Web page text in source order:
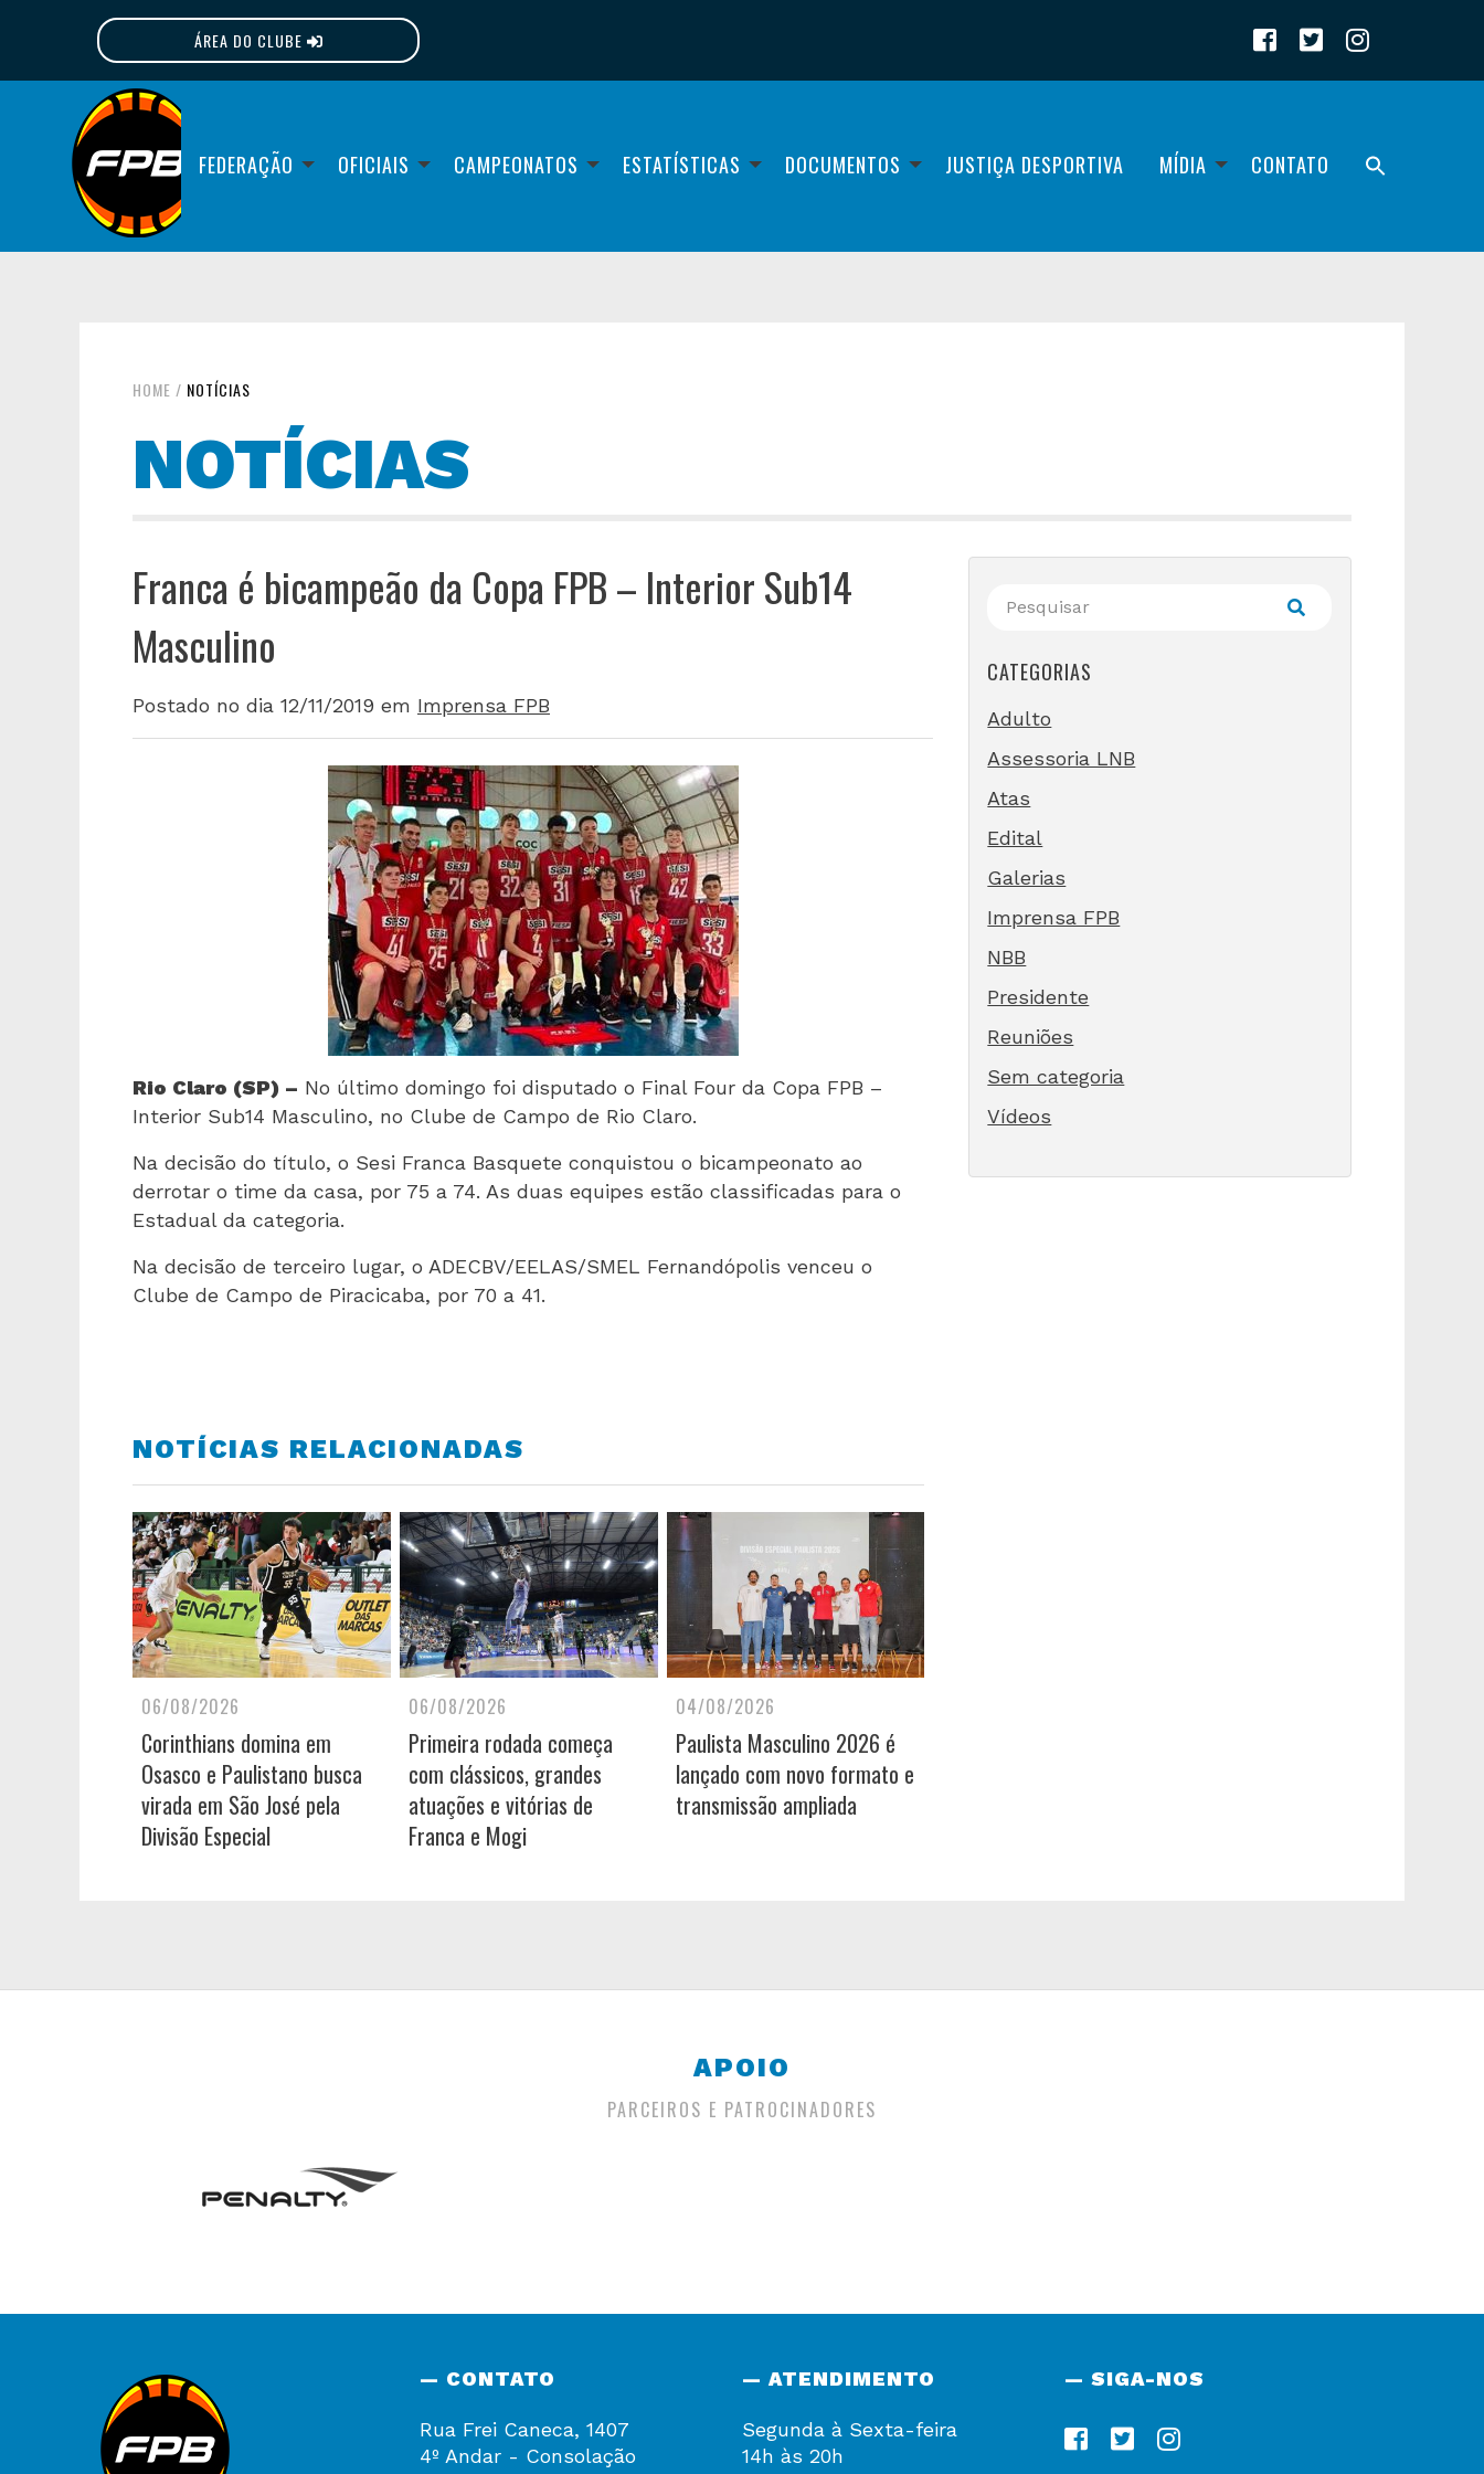
ÁREA DO CLUBE
FEDERAÇÃO OFICIAIS CAMPEONATOS ESTATÍSTICAS DOCUMENTOS JUSTIÇA DESPORTIVA MÍDIA CONTATO
HOME / NOTÍCIAS
NOTÍCIAS
Franca é bicampeão da Copa FPB – Interior Sub14
Masculino
Postado no dia 12/11/2019 em Imprensa FPB
Rio Claro (SP) – No último domingo foi disputado o Final Four da Copa FPB –
Interior Sub14 Masculino, no Clube de Campo de Rio Claro.
Na decisão do título, o Sesi Franca Basquete conquistou o bicampeonato ao
derrotar o time da casa, por 75 a 74. As duas equipes estão classificadas para o
Estadual da categoria.
Na decisão de terceiro lugar, o ADECBV/EELAS/SMEL Fernandópolis venceu o
Clube de Campo de Piracicaba, por 70 a 41.
NOTÍCIAS RELACIONADAS
06/08/2026
Corinthians domina em
Osasco e Paulistano busca
virada em São José pela
Divisão Especial
06/08/2026
Primeira rodada começa
com clássicos, grandes
atuações e vitórias de
Franca e Mogi
04/08/2026
Paulista Masculino 2026 é
lançado com novo formato e
transmissão ampliada
CATEGORIAS
Adulto
Assessoria LNB
Atas
Edital
Galerias
Imprensa FPB
NBB
Presidente
Reuniões
Sem categoria
Vídeos
APOIO
PARCEIROS E PATROCINADORES
— CONTATO
Rua Frei Caneca, 1407
4º Andar - Consolação
— ATENDIMENTO
Segunda à Sexta-feira
14h às 20h
— SIGA-NOS